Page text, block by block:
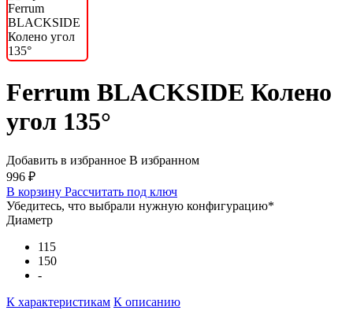
Ferrum BLACKSIDE Колено
угол 135°
Добавить в избранное В избранном
996 ₽
В корзину Рассчитать под ключ
Убедитесь, что выбрали нужную конфигурацию*
Диаметр
115
150
-
К характеристикам К описанию